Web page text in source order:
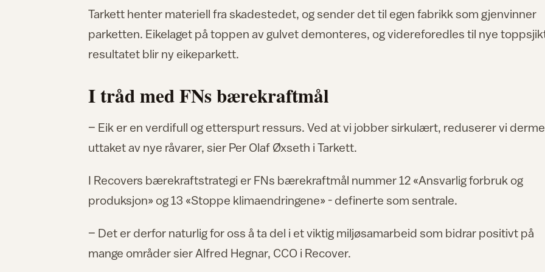
Tarkett henter materiell fra skadestedet, og sender det til egen fabrikk som gjenvinner
parketten. Eikelaget på toppen av gulvet demonteres, og videreforedles til nye
resultatet blir ny eikeparkett.
I tråd med FNs bærekraftmål
– Eik er en verdifull og etterspurt ressurs. Ved at vi jobber sirkulært, reduserer vi
uttaket av nye råvarer, sier Per Olaf Øxseth i Tarkett.
I Recovers bærekraftstrategi er FNs bærekraftmål nummer 12 «Ansvarlig forbruk og
produksjon» og 13 «Stoppe klimaendringene» - definerte som sentrale.
– Det er derfor naturlig for oss å ta del i et viktig miljøsamarbeid som bidrar positivt på
mange områder sier Alfred Hegnar, CCO i Recover.